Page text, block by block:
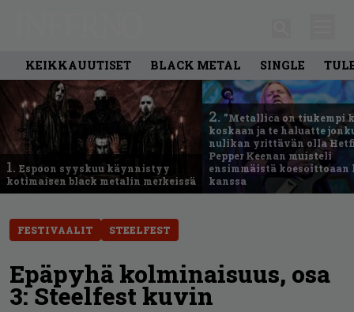
KEIKKAUUTISET BLACK METAL SINGLE
1. Espoon syyskuu käynnistyy
kotimaisen black metalin merkeissä
2. ”Metallica on tiukempi
koskaan ja te haluatte
nulikan yrittävän olla
Pepper Keenan muisteli
ensimmäistä
kanssa
FESTIVAALIT STEELFEST
Epäpyhä kolminaisuus, osa
3: Steelfest kuvin